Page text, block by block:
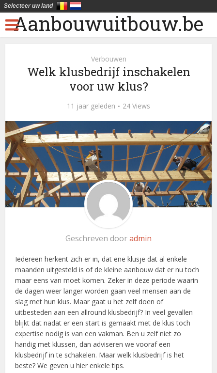
Aanbouwuitbouw.be
Verbouwen
Welk klusbedrijf inschakelen
voor uw klus?
11 jaar geleden 24 Views
Geschreven dooradmin
Iedereen herkent zich er in, dat ene klusje dat al enkele
maanden uitgesteld is of de kleine aanbouw dat er nu toch
maar eens van moet komen. Zeker in deze periode waarin
de dagen weer langer worden gaan veel mensen aan de
slag met hun klus. Maar gaat u het zelf doen of
uitbesteden aan een allround klusbedrijf? In veel gevallen
blijkt dat nadat er een start is gemaakt met de klus toch
expertise nodig is van een vakman. Ben u zelf niet zo
handig met klussen, dan adviseren we vooraf een
klusbedrijf in te schakelen. Maar welk klusbedrijf is het
beste? We geven u hier enkele tips.
Selecteer uw land